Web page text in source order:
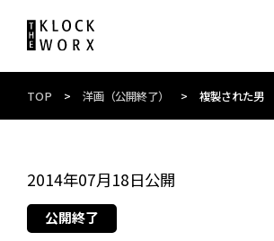
TOP > 洋画（公開終了） > 複製された男
2014年07月18日公開
公開終了